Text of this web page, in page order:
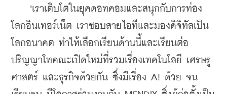
"เราเติบโตในยุคดอทคอมและสนุกกับการท่อง
โลกอินเทอร์เน็ต เราชอบสายไอทีและมองดิจิทัลเป็น
โลกอนาคต ทำให้เลือกเรียนด้านนี้และเรียนต่อ
ปริญญาโทคณะเปิดใหม่ที่รวมเรื่องเทคโนโลยี เศรษรู
ศาสตร์ และธุรกิจด้วยกัน ซึ่งมีเรื่อง A! ด้วย จน